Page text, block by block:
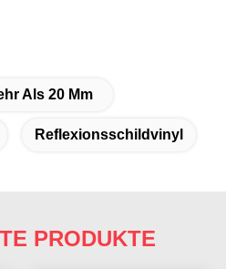
Als 20 Mm
Reflexionsschildvinyl
PRODUKTE